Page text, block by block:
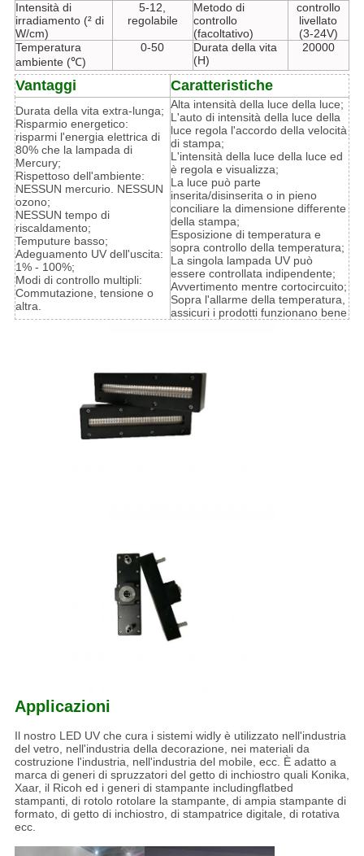
Intensità di
irradiamento (² di
W/cm)
5-12,
regolabile
Metodo di
controllo
(facoltativo)
controllo
livellato
(3-24V)
Temperatura
ambiente (℃)
0-50
Durata della vita
(H)
20000
Vantaggi Caratteristiche
Durata della vita extra-lunga;
Risparmio energetico:
risparmi l'energia elettrica di
80% che la lampada di
Mercury;
Rispettoso dell'ambiente:
NESSUN mercurio. NESSUN
ozono;
NESSUN tempo di
riscaldamento;
Temputure basso;
Adeguamento UV dell'uscita:
1% - 100%;
Modi di controllo multipli:
Commutazione, tensione o
altra.
Alta intensità della luce della luce;
L'auto di intensità della luce della
luce regola l'accordo della velocità
di stampa;
L'intensità della luce della luce ed
è regola e visualizza;
La luce può parte
inserita/disinserita o in pieno
conciliare la dimensione differente
della stampa;
Esposizione di temperatura e
sopra controllo della temperatura;
La singola lampada UV può
essere controllata indipendente;
Avvertimento mentre cortocircuito;
Sopra l'allarme della temperatura,
assicuri i prodotti funzionano bene
Applicazioni
Il nostro LED UV che cura i sistemi widly è utilizzato nell'industria
del vetro, nell'industria della decorazione, nei materiali da
costruzione l'industria, nell'industria del mobile, ecc. È adatto a
marca di generi di spruzzatori del getto di inchiostro quali Konika,
Xaar, il Ricoh ed i generi di stampante includingflatbed
stampanti, di rotolo rotolare la stampante, di ampia stampante di
formato, di getto di inchiostro, di stampatrice digitale, di rotativa
ecc.